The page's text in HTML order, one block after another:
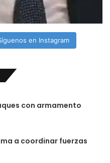
en Instagram
con armamento
a coordinar fuerzas